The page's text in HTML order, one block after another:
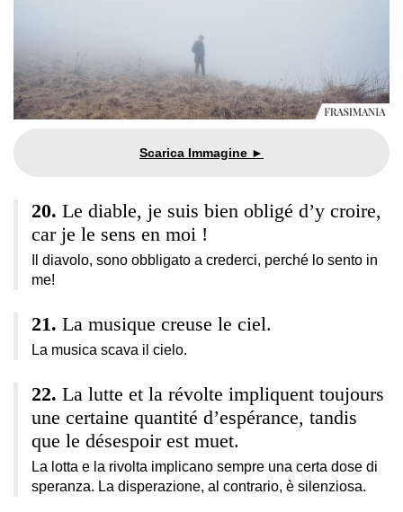
Le diable, je suis bien obligé d’y croire,
car je le sens en moi !
Il diavolo, sono obbligato a crederci, perché lo sento in
me!
La musique creuse le ciel.
La musica scava il cielo.
La lutte et la révolte impliquent toujours
une certaine quantité d’espérance, tandis
que le désespoir est muet.
La lotta e la rivolta implicano sempre una certa dose di
speranza. La disperazione, al contrario, è silenziosa.